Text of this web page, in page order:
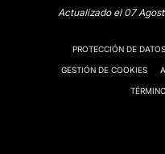
Actualizado el 07
PROTECCIÓN DE DATOS
GESTIÓN DE COOKIES